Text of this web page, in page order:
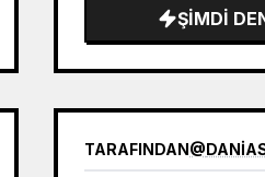
beyaz teknik
siyah bir tişört
ŞIMDI
TARAFINDAN@